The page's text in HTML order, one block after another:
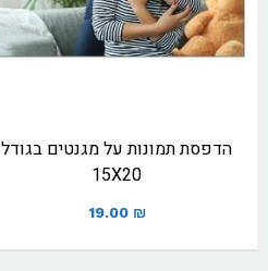
הדפסת תמונות על מגנטים בגודל
15X20
19.00 ₪